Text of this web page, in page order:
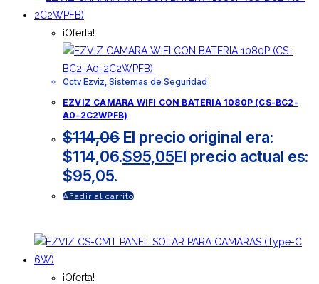
¡Oferta!
Cctv Ezviz Sistemas de Seguridad
EZVIZ CAMARA WIFI CON BATERIA 1080P (CS-BC2-
A0-2C2WPFB)
$114,06 El precio original era:
$114,06.$95,05El precio actual es:
$95,05.
Añadir al carrito
¡Oferta!